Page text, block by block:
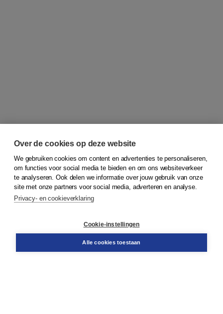
© 2026Koninklijke Boom uitgevers
Bestellen
Over de cookies op deze website
We gebruiken cookies om content en advertenties te personaliseren,
om functies voor social media te bieden en om ons websiteverkeer
te analyseren. Ook delen we informatie over jouw gebruik van onze
site met onze partners voor social media, adverteren en analyse.
Privacy- en cookieverklaring
Cookie-instellingen
Alle cookies toestaan